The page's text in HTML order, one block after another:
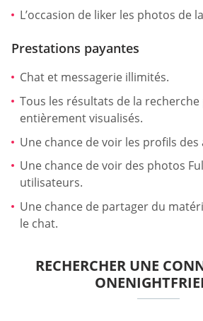
L’occasion de liker les photos de
Prestations payantes
Chat et messagerie illimités.
Tous les résultats de la
entièrement visualisés.
Une chance de voir les profils
Une chance de voir des photos
utilisateurs.
Une chance de partager du
le chat.
RECHERCHER UNE